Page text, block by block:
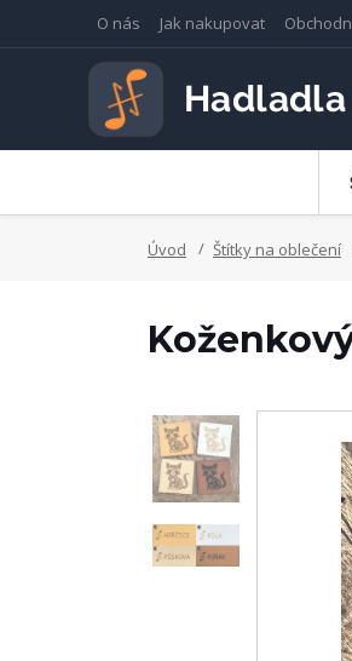
O nás Jak nakupovat
Úvod Štítky na oblečení